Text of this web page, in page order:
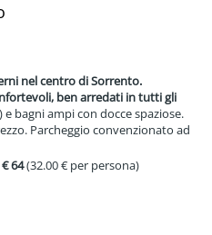
nel centro di Sorrento.
ben arredati in tutti gli
bagni ampi con docce spaziose.
Parcheggio convenzionato ad
€ 64(32.00 € per persona)